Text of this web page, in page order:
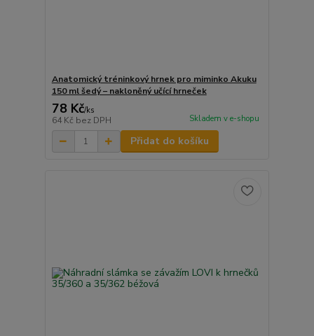
Anatomický tréninkový hrnek pro miminko Akuku
150 ml šedý – nakloněný učící hrneček
78 Kč/ks
64 Kč bez DPH Skladem v e-shopu
Přidat do košíku